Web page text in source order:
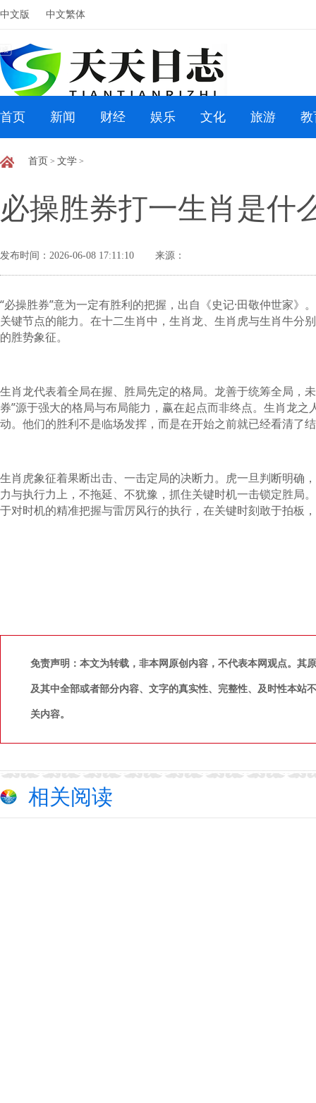
中文版 中文繁体
首页 新闻 财经 娱乐 文化 旅游 教
首页 > 文学 >
必操胜券打一生肖是什
发布时间：2026-06-08 17:11:10 来源：
“必操胜券”意为一定有胜利的把握，出自《史记·田敬仲世家
关键节点的能力。在十二生肖中，生肖龙、生肖虎与生肖牛分
的胜势象征。
生肖龙代表着全局在握、胜局先定的格局。龙善于统筹全局，
券”源于强大的格局与布局能力，赢在起点而非终点。生肖龙
动。他们的胜利不是临场发挥，而是在开始之前就已经看清了
生肖虎象征着果断出击、一击定局的决断力。虎一旦判断明确
力与执行力上，不拖延、不犹豫，抓住关键时机一击锁定胜局
于对时机的精准把握与雷厉风行的执行，在关键时刻敢于拍板
免责声明：本文为转载，非本网原创内容，不代表本网观点。其
及其中全部或者部分内容、文字的真实性、完整性、及时性本站
关内容。
相关阅读